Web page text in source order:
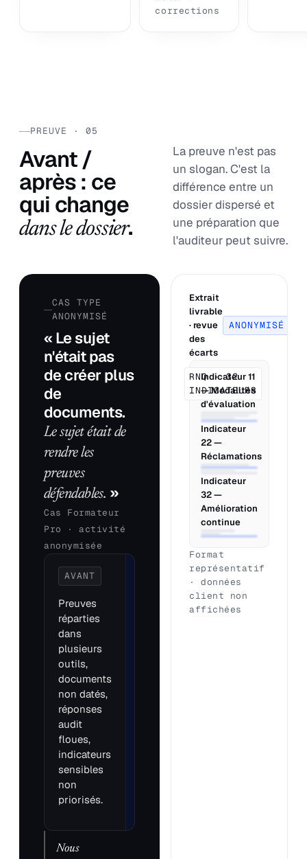
corrections
PREUVE · 05
Avant /
après : ce
qui change
dans le dossier.
La preuve n'est pas
un slogan. C'est la
différence entre un
dossier dispersé et
une préparation que
l'auditeur peut suivre.
CAS TYPE
ANONYMISÉ
« Le sujet
n'était pas
de créer plus
de
documents.
Le sujet était de
rendre les
preuves
défendables. »
Cas Formateur
Pro · activité
anonymisée
AVANT
Preuves
réparties
dans
plusieurs
outils,
documents
non datés,
réponses
audit
floues,
indicateurs
sensibles
non
priorisés.
PRÉPARATION
Drive organisé
Nous
Extrait
livrable
· revue
des
écarts
ANONYMISÉ
RNQ · 32
INDICATEURS
Indicateur 11
— Modalités
d'évaluation
Indicateur
22 —
Réclamations
Indicateur
32 —
Amélioration
continue
Format
représentatif
· données
client non
affichées